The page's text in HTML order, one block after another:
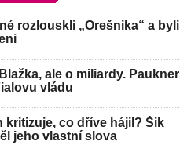
rozlouskli „Orešnika“ a byli
ale o miliardy. Paukner
vládu
kritizuje, co dříve hájil? Šik
jeho vlastní slova